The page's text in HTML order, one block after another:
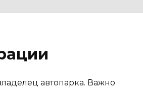
автопарка. Важно